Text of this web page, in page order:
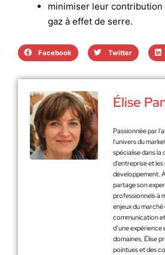
minimiser leur contribution
gaz à effet de serre.
Facebook Twitter
Élise
Passionnée par
l'univers du
spécialise dans
d'entreprise et
développement.
partage son
professionnels à
enjeux du marché
communication
d’une expérience
domaines, Élise
pointues et des